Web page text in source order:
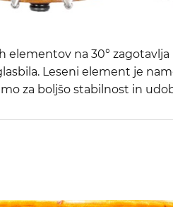
elementov na 30° zagotavlja
Leseni element je
za boljšo stabilnost in